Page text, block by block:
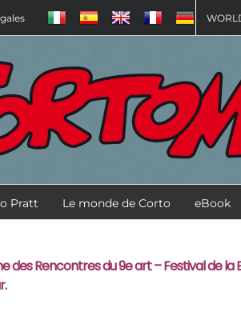
Pratt Le monde de Corto eBook
des Rencontres du 9e art – Festival de